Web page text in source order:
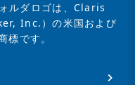
ルダロゴは、Claris
Inc.）の米国および
標です。